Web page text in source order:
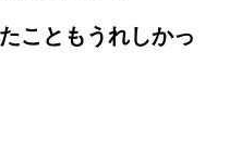
こともうれしかっ